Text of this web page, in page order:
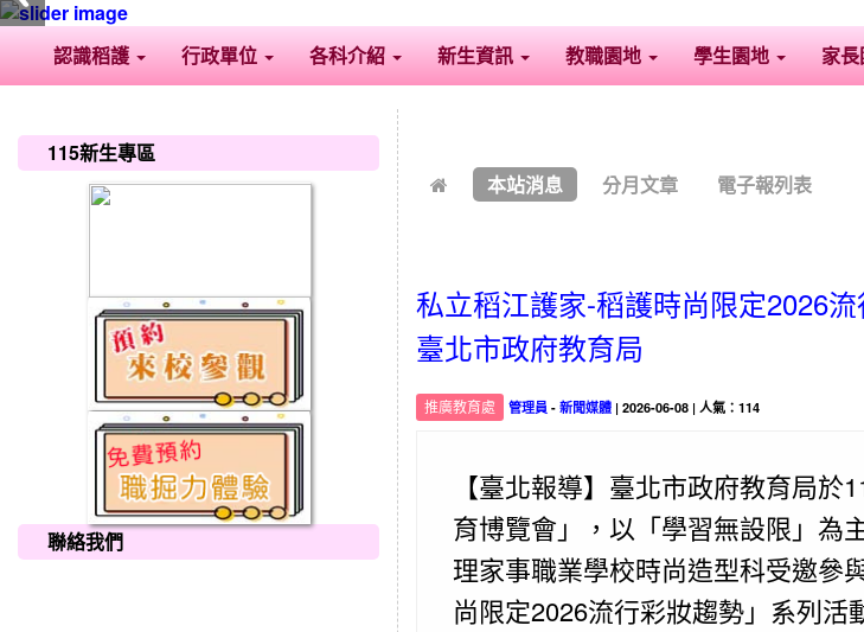
認識稻護 行政單位 各科介紹 新生資訊 教職園地 學生園地 家
本站消息 分月文章 電子報列表
私立稻江護家-稻護時尚限定2026
臺北市政府教育局
推廣教育處 管理員 -新聞媒體 | 2026-06-08 | 人氣：114
【臺北報導】臺北市政府教育局
育博覽會」，以「學習無設限」為
理家事職業學校時尚造型科受邀參
尚限定2026流行彩妝趨勢」系列
115新生專區
聯絡我們